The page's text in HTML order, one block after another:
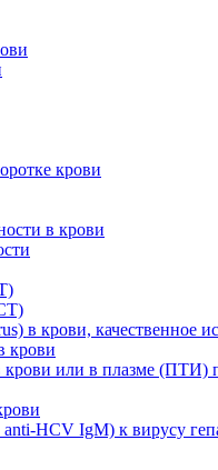
крови
в крови
в крови, качественное
крови
крови или в плазме (ПТИ)
HCV IgM) к вирусу